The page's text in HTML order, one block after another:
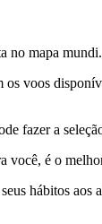
no mapa mundi.
voos
fazer a
você, é o
hábitos aos